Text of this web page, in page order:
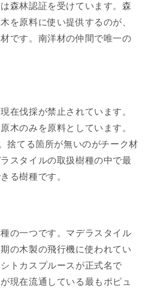
森林認証を受けています。森
を原料に使い提供するのが、
です。南洋材の仲間で唯一の
在伐採が禁止されています。
木のみを原料としています。
捨てる箇所が無いのがチーク材
スタイルの取扱樹種の中で最
る樹種です。
の一つです。マデラスタイル
の木製の飛行機に使われてい
トカスプルースが正式名で
現在流通している最もポピュ